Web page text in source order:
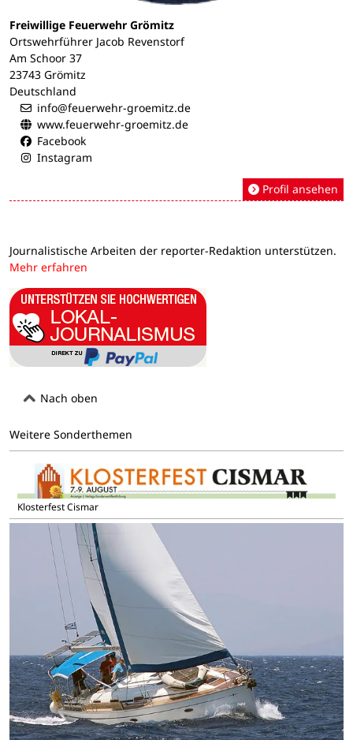
Freiwillige Feuerwehr Grömitz
Ortswehrführer Jacob Revenstorf
Am Schoor 37
23743 Grömitz
Deutschland
info@feuerwehr-groemitz.de
www.feuerwehr-groemitz.de
Facebook
Instagram
Profil ansehen
Journalistische Arbeiten der reporter-Redaktion unterstützen.
Mehr erfahren
Nach oben
Weitere Sonderthemen
Klosterfest Cismar